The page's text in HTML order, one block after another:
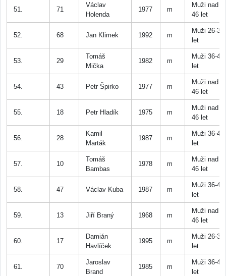
51. 71
Václav
Holenda
1977 m
Muži nad
46 let
52. 68 Jan Klimek 1992 m
Muži 26-35
let
53. 29
Tomáš
Mička
1982 m
Muži 36-45
let
54. 43 Petr Špirko 1977 m
Muži nad
46 let
55. 18 Petr Hladík 1975 m
Muži nad
46 let
56. 28
Kamil
Marták
1987 m
Muži 36-45
let
57. 10
Tomáš
Bambas
1978 m
Muži nad
46 let
58. 47 Václav Kuba 1987 m
Muži 36-45
let
59. 13 Jiří Braný 1968 m
Muži nad
46 let
60. 17
Damián
Havlíček
1995 m
Muži 26-35
let
61. 70
Jaroslav
Brand
1985 m
Muži 36-45
let